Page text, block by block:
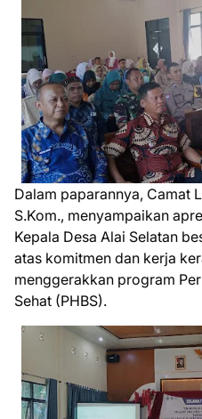
Dalam paparannya, Camat
S.Kom., menyampaikan
Kepala Desa Alai Selatan
atas komitmen dan kerja
menggerakkan program
Sehat (PHBS).